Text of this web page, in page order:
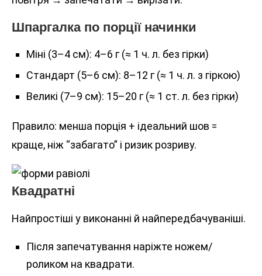
Шпаргалка по порції начинки
Міні (3–4 см): 4–6 г (≈ 1 ч. л. без гірки)
Стандарт (5–6 см): 8–12 г (≈ 1 ч. л. з гіркою)
Великі (7–9 см): 15–20 г (≈ 1 ст. л. без гірки)
Правило: менша порція + ідеальний шов =
краще, ніж “забагато” і ризик розриву.
Квадратні
Найпростіші у виконанні й найпередбачуваніші.
Після запечатування наріжте ножем/
роликом на квадрати.